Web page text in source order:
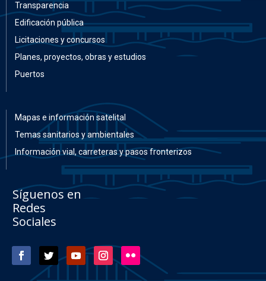
Transparencia
Edificación pública
Licitaciones y concursos
Planes, proyectos, obras y estudios
Puertos
Mapas e información satelital
Temas sanitarios y ambientales
Información vial, carreteras y pasos fronterizos
Síguenos en
Redes
Sociales